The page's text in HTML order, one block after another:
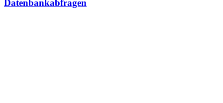
Datenbankabfragen